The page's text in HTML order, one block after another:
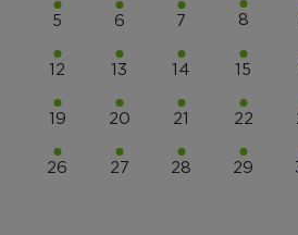
5 6 7 8
12 13 14 15
19 20 21 22
26 27 28 29